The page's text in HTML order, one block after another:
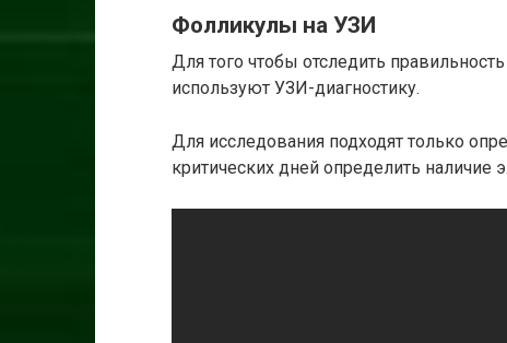
Фолликулы на УЗИ
Для того чтобы отследить
используют УЗИ-диагностику.
Для исследования подходят только
критических дней определить